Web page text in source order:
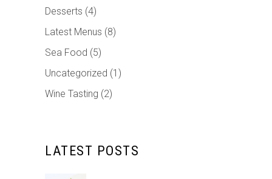
Desserts (4)
Latest Menus (8)
Sea Food (5)
Uncategorized (1)
Wine Tasting (2)
LATEST POSTS